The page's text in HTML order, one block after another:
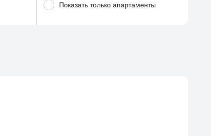
Показать только апартаменты